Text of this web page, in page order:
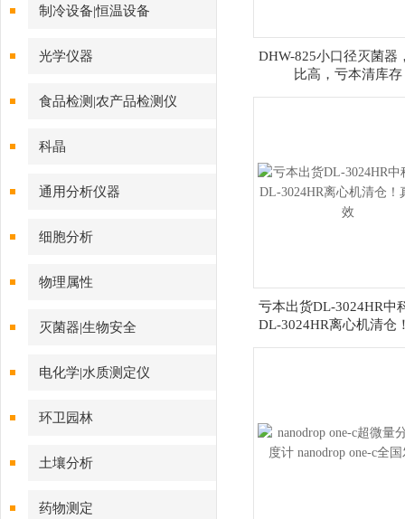
制冷设备|恒温设备
光学仪器
食品检测|农产品检测仪
科晶
通用分析仪器
细胞分析
物理属性
灭菌器|生物安全
电化学|水质测定仪
环卫园林
土壤分析
药物测定
DHW-825小口径灭菌器
比高，亏本清库存
亏本出货DL-3024HR中
DL-3024HR离心机清仓